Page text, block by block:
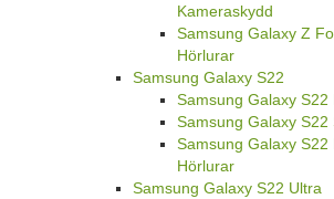
Kameraskydd
Samsung Galaxy Z
Hörlurar
Samsung Galaxy S22
Samsung Galaxy S22
Samsung Galaxy S22
Samsung Galaxy
Hörlurar
Samsung Galaxy S22 Ultra